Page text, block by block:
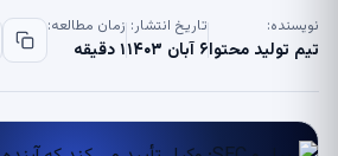
نویسنده:
تیم تولید محتوا
تاریخ انتشار:
۶ آبان ۱۴۰۳
زمان مطالعه:
۱ دقیقه